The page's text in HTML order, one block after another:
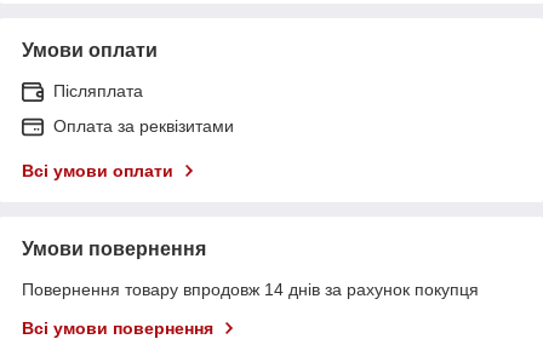
Умови оплати
Післяплата
Оплата за реквізитами
Всі умови оплати
Умови повернення
Повернення товару впродовж 14 днів за рахунок покупця
Всі умови повернення